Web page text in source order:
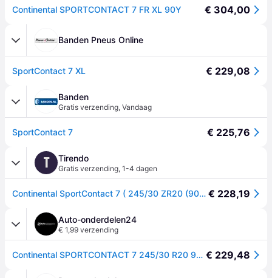
Continental SPORTCONTACT 7 FR XL 90Y € 304,00
Banden Pneus Online
SportContact 7 XL € 229,08
Banden
Gratis verzending, Vandaag
SportContact 7 € 225,76
T Tirendo
Gratis verzending, 1-4 dagen
Continental SportContact 7 ( 245/30 ZR20 (90Y) XL EVc, met velgrandbescherming ) € 228,19
Auto-onderdelen24
€ 1,99 verzending
Continental SPORTCONTACT 7 245/30 R20 90Y personenwagen Zomerbanden Banden 03113940000 € 229,48